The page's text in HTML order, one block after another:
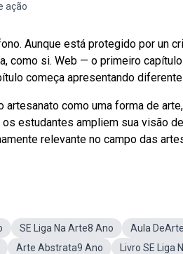
ação
Aunque está protegido por un
como si. Web — o primeiro
começa apresentando
artesanato como uma forma de
estudantes ampliem sua visão
relevante no campo das
SE Liga Na Arte8 Ano Aula
Arte Abstrata9 Ano Livro SE Liga